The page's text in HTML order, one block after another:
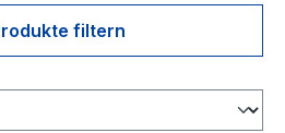
filtern